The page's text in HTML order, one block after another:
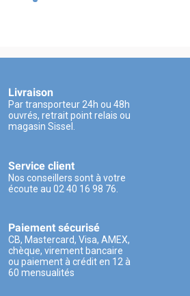
Livraison
Par transporteur 24h ou 48h
ouvrés, retrait point relais ou
magasin Sissel.
Service client
Nos conseillers sont à votre
écoute au 02 40 16 98 76.
Paiement sécurisé
CB, Mastercard, Visa, AMEX,
chèque, virement bancaire
ou paiement à crédit en 12 à
60 mensualités